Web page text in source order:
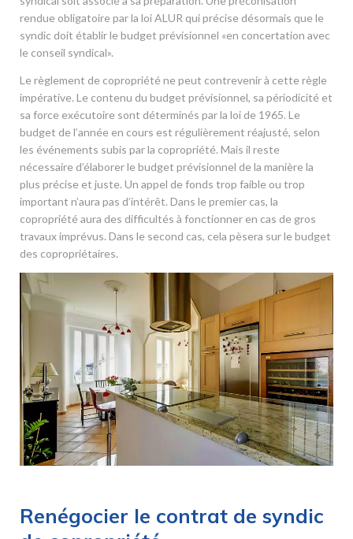
rendue obligatoire par la loi ALUR qui précise désormais que le
syndic doit établir le budget prévisionnel «en concertation avec
le conseil syndical».
Le règlement de copropriété ne peut contrevenir à cette règle
impérative. Le contenu du budget prévisionnel, sa périodicité et
sa force exécutoire sont déterminés par la loi de 1965. Le
budget de l’année en cours est régulièrement réajusté, selon
les événements subis par la copropriété. Mais il reste
nécessaire d’élaborer le budget prévisionnel de la manière la
plus précise et juste. Un appel de fonds trop faible ou trop
important n’aura pas d’intérêt. Dans le premier cas, la
copropriété aura des difficultés à fonctionner en cas de gros
travaux imprévus. Dans le second cas, cela pèsera sur le budget
des copropriétaires.
Renégocier le contrat de syndic